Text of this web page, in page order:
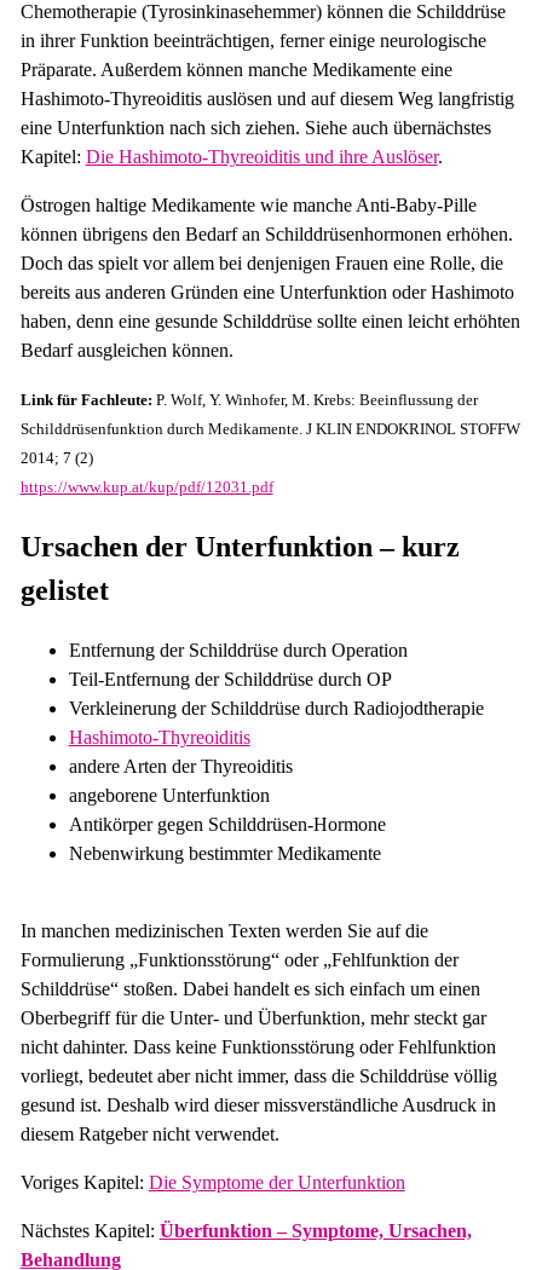
Chemotherapie (Tyrosinkinasehemmer) können die Schilddrüse
in ihrer Funktion beeinträchtigen, ferner einige neurologische
Präparate. Außerdem können manche Medikamente eine
Hashimoto-Thyreoiditis auslösen und auf diesem Weg langfristig
eine Unterfunktion nach sich ziehen. Siehe auch übernächstes
Kapitel: Die Hashimoto-Thyreoiditis und ihre Auslöser.
Östrogen haltige Medikamente wie manche Anti-Baby-Pille
können übrigens den Bedarf an Schilddrüsenhormonen erhöhen.
Doch das spielt vor allem bei denjenigen Frauen eine Rolle, die
bereits aus anderen Gründen eine Unterfunktion oder Hashimoto
haben, denn eine gesunde Schilddrüse sollte einen leicht erhöhten
Bedarf ausgleichen können.
Link für Fachleute: P. Wolf, Y. Winhofer, M. Krebs: Beeinflussung der
Schilddrüsenfunktion durch Medikamente. J KLIN ENDOKRINOL STOFFW
2014; 7 (2)
https://www.kup.at/kup/pdf/12031.pdf
Ursachen der Unterfunktion – kurz
gelistet
Entfernung der Schilddrüse durch Operation
Teil-Entfernung der Schilddrüse durch OP
Verkleinerung der Schilddrüse durch Radiojodtherapie
Hashimoto-Thyreoiditis
andere Arten der Thyreoiditis
angeborene Unterfunktion
Antikörper gegen Schilddrüsen-Hormone
Nebenwirkung bestimmter Medikamente
In manchen medizinischen Texten werden Sie auf die
Formulierung „Funktionsstörung“ oder „Fehlfunktion der
Schilddrüse“ stoßen. Dabei handelt es sich einfach um einen
Oberbegriff für die Unter- und Überfunktion, mehr steckt gar
nicht dahinter. Dass keine Funktionsstörung oder Fehlfunktion
vorliegt, bedeutet aber nicht immer, dass die Schilddrüse völlig
gesund ist. Deshalb wird dieser missverständliche Ausdruck in
diesem Ratgeber nicht verwendet.
Voriges Kapitel: Die Symptome der Unterfunktion
Nächstes Kapitel: Überfunktion – Symptome, Ursachen,
Behandlung